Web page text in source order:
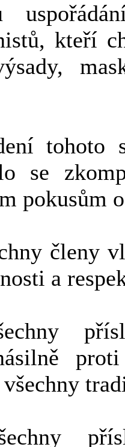
kteří
tohoto
se
pokusům
členy
a